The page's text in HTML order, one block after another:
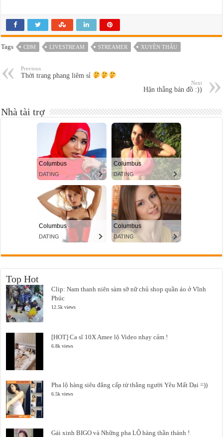
Tags CĐM LIVESTREAM STREAMER XUYÊN THẤU
Previous
Thời trang phang liêm sỉ
Next
Hận thằng bán đồ :))
Nhà tài trợ
Top Hot
Clip: Nam thanh niên sàm sỡ nữ chủ shop quần áo ở Vĩnh
Phúc
12.5k views
[HOT] Ca sĩ 10X Amee lộ Video nhạy cảm !
6.8k views
Pha lộ hàng siêu đẳng cấp từ thằng người Yêu Mất Dại =))
6.5k views
Gái xinh BIGO và Những pha LỘ hàng thần thánh !